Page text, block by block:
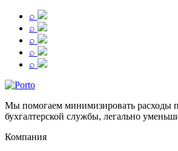
⌕
⌕
⌕
⌕
⌕
Мы помогаем минимизировать расходы
бухгалтерской службы, легально
Компания